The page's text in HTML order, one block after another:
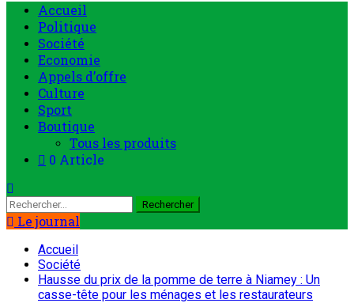
Accueil
Politique
Société
Economie
Appels d’offre
Culture
Sport
Boutique
Tous les produits
0 Article
Le journal
Accueil
Société
Hausse du prix de la pomme de terre à Niamey : Un
casse-tête pour les ménages et les restaurateurs